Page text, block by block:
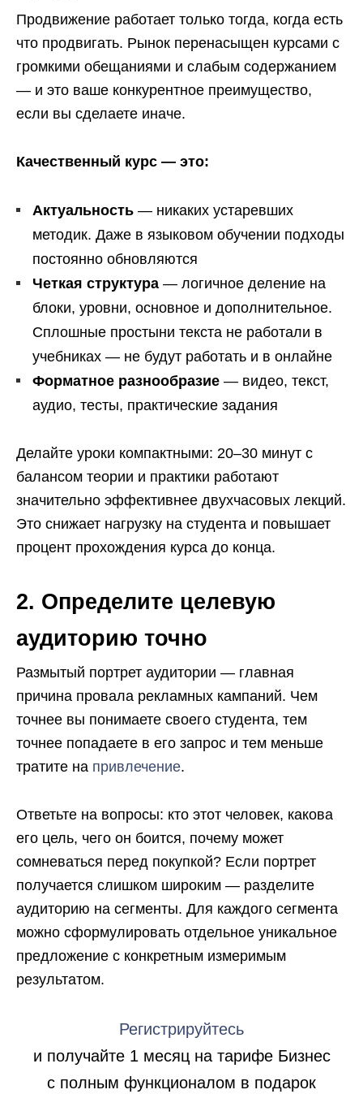
Продвижение работает только тогда, когда есть
что продвигать. Рынок перенасыщен курсами с
громкими обещаниями и слабым содержанием
— и это ваше конкурентное преимущество,
если вы сделаете иначе.
Качественный курс — это:
Актуальность — никаких устаревших
методик. Даже в языковом обучении подходы
постоянно обновляются
Четкая структура — логичное деление на
блоки, уровни, основное и дополнительное.
Сплошные простыни текста не работали в
учебниках — не будут работать и в онлайне
Форматное разнообразие — видео, текст,
аудио, тесты, практические задания
Делайте уроки компактными: 20–30 минут с
балансом теории и практики работают
значительно эффективнее двухчасовых лекций.
Это снижает нагрузку на студента и повышает
процент прохождения курса до конца.
2. Определите целевую
аудиторию точно
Размытый портрет аудитории — главная
причина провала рекламных кампаний. Чем
точнее вы понимаете своего студента, тем
точнее попадаете в его запрос и тем меньше
тратите на привлечение.
Ответьте на вопросы: кто этот человек, какова
его цель, чего он боится, почему может
сомневаться перед покупкой? Если портрет
получается слишком широким — разделите
аудиторию на сегменты. Для каждого сегмента
можно сформулировать отдельное уникальное
предложение с конкретным измеримым
результатом.
Регистрируйтесь
и получайте 1 месяц на тарифе Бизнес
с полным функционалом в подарок